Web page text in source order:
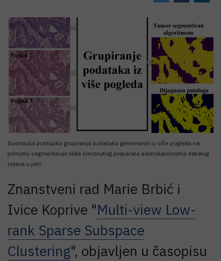
Ilustracija postupka grupiranja podataka generiranih iz više pogleda na
primjeru segmentacije slike smrznutog preparata adenokarcinoma debelog
crijeva u jetri.
Znanstveni rad Marie Brbić i
Ivice Koprive "Multi-view Low-
rank Sparse Subspace
Clustering", objavljen u časopisu